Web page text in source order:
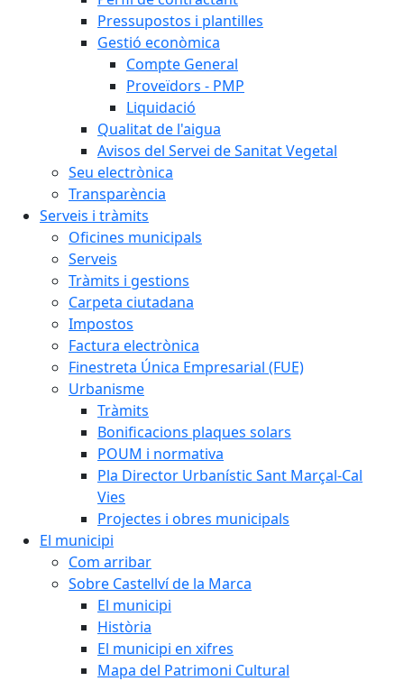
Pressupostos i plantilles
Gestió econòmica
Compte General
Proveïdors - PMP
Liquidació
Qualitat de l'aigua
Avisos del Servei de Sanitat Vegetal
Seu electrònica
Transparència
Serveis i tràmits
Oficines municipals
Serveis
Tràmits i gestions
Carpeta ciutadana
Impostos
Factura electrònica
Finestreta Única Empresarial (FUE)
Urbanisme
Tràmits
Bonificacions plaques solars
POUM i normativa
Pla Director Urbanístic Sant Marçal-Cal
Vies
Projectes i obres municipals
El municipi
Com arribar
Sobre Castellví de la Marca
El municipi
Història
El municipi en xifres
Mapa del Patrimoni Cultural